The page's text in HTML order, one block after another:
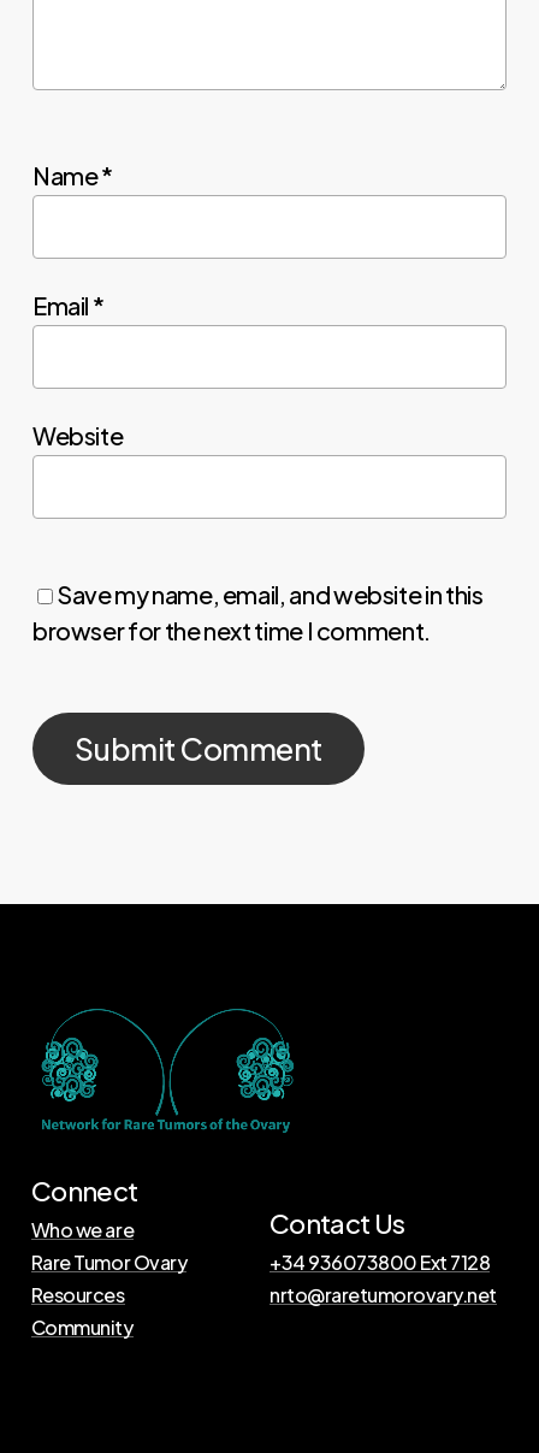
Name*
Email *
Website
Save my name, email, and website in this
browser for the next time I comment.
Connect
Who we are
Rare Tumor Ovary
Resources
Community
Contact Us
+34 936073800 Ext 7128
nrto@raretumorovary.net